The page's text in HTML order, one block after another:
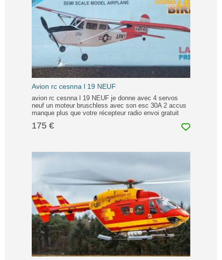
Avion rc cesnna l 19 NEUF
avion rc cesnna l 19 NEUF je donne avec 4 servos
neuf un moteur bruschless avec son esc 30A 2 accus
manque plus que votre récepteur radio envoi gratuit
175 €